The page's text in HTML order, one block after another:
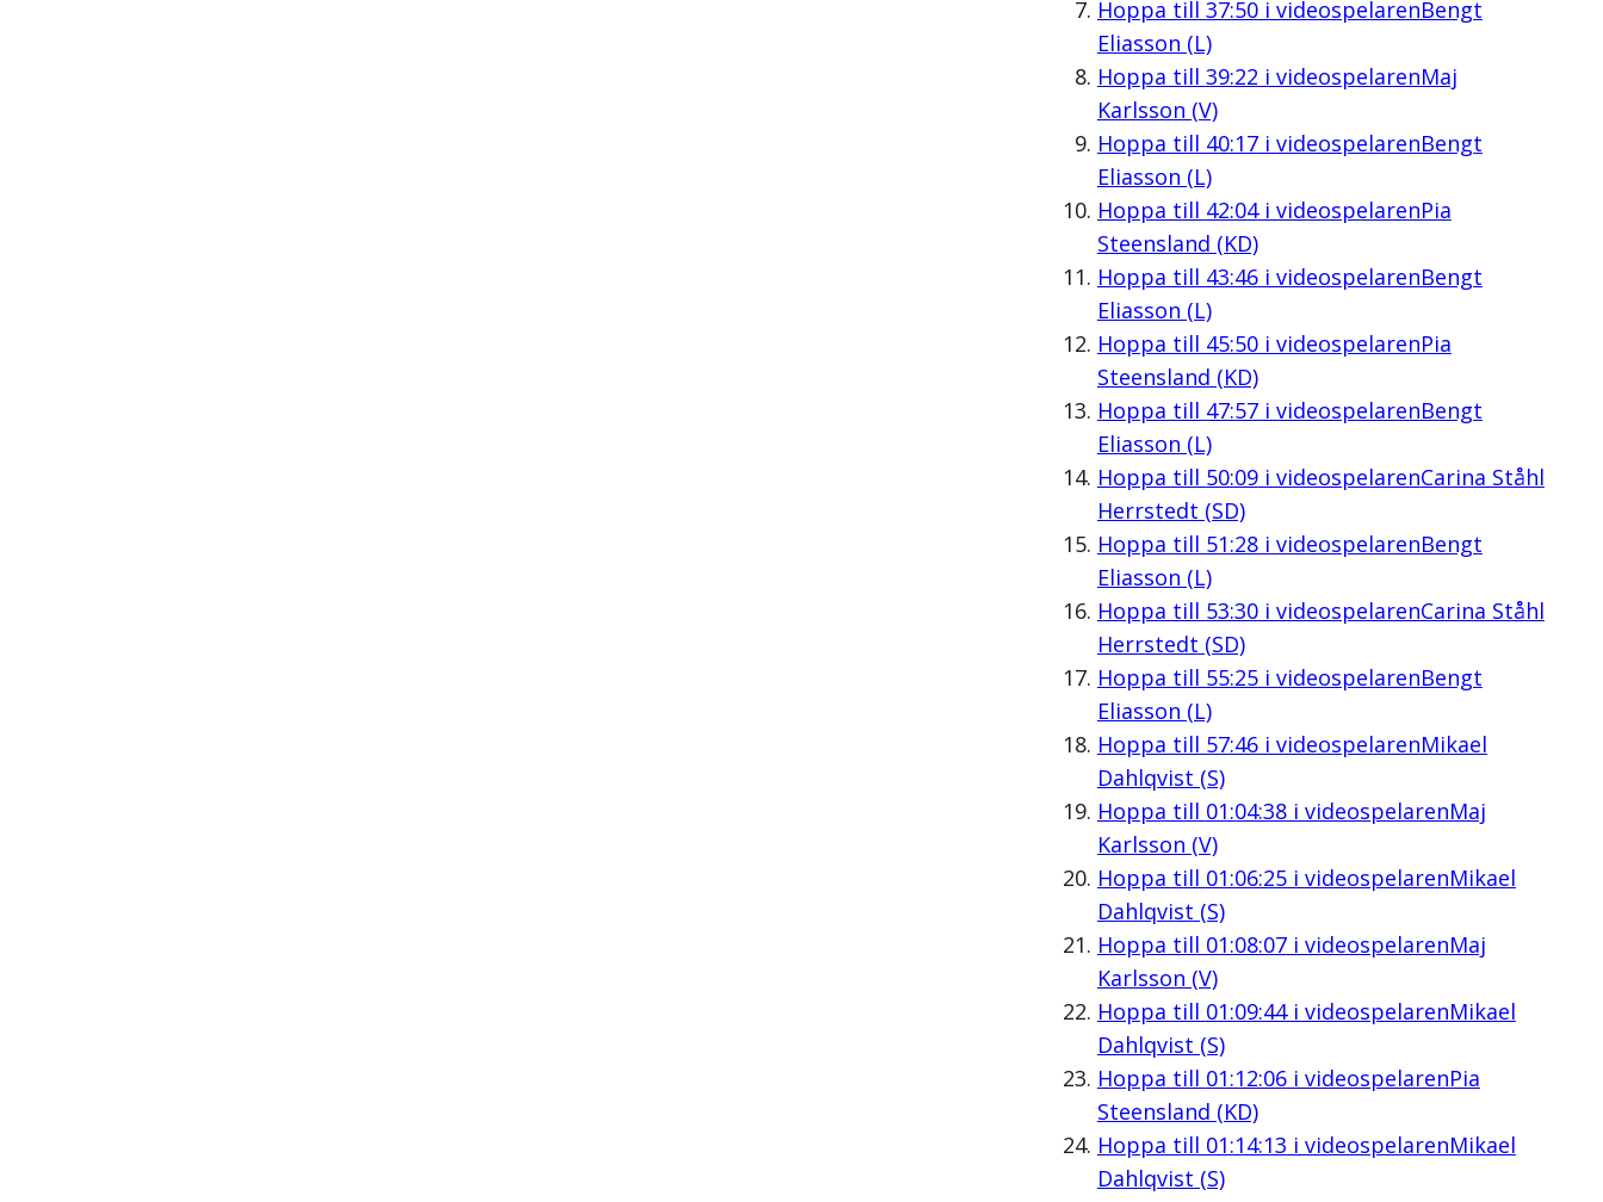
Hoppa till 37:50i videospelarenBengt
Eliasson (L)
Hoppa till 39:22 i videospelarenMaj
Karlsson (V)
Hoppa till 40:17i videospelarenBengt
Eliasson (L)
Hoppa till 42:04i videospelarenPia
Steensland (KD)
Hoppa till 43:46i videospelarenBengt
Eliasson (L)
Hoppa till 45:50i videospelarenPia
Steensland (KD)
Hoppa till 47:57i videospelarenBengt
Eliasson (L)
Hoppa till 50:09i videospelarenCarina Ståhl
Herrstedt (SD)
Hoppa till 51:28i videospelarenBengt
Eliasson (L)
Hoppa till 53:30i videospelarenCarina Ståhl
Herrstedt (SD)
Hoppa till 55:25i videospelarenBengt
Eliasson (L)
Hoppa till 57:46i videospelarenMikael
Dahlqvist (S)
Hoppa till 01:04:38i videospelarenMaj
Karlsson (V)
Hoppa till 01:06:25i videospelarenMikael
Dahlqvist (S)
Hoppa till 01:08:07i videospelarenMaj
Karlsson (V)
Hoppa till 01:09:44i videospelarenMikael
Dahlqvist (S)
Hoppa till 01:12:06i videospelarenPia
Steensland (KD)
Hoppa till 01:14:13 i videospelarenMikael
Dahlqvist (S)